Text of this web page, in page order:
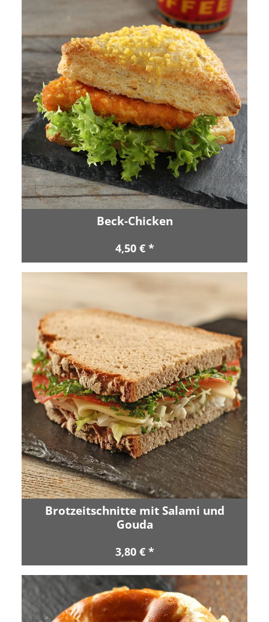
Beck-Chicken
4,50 € *
Brotzeitschnitte mit Salami und
Gouda
3,80 € *